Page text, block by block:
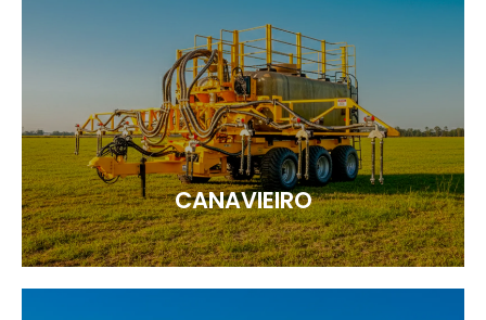
CANAVIEIRO
CANAVIEIRO
Veja mais